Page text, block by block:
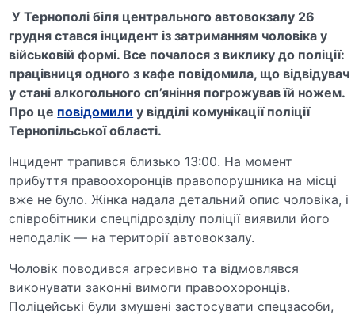
У Тернополі біля центрального автовокзалу 26
грудня стався інцидент із затриманням чоловіка у
військовій формі. Все почалося з виклику до поліції:
працівниця одного з кафе повідомила, що відвідувач
у стані алкогольного сп’яніння погрожував їй ножем.
Про це повідомили у відділі комунікації поліції
Тернопільської області.
Інцидент трапився близько 13:00. На момент
прибуття правоохоронців правопорушника на місці
вже не було. Жінка надала детальний опис чоловіка, і
співробітники спецпідрозділу поліції виявили його
неподалік — на території автовокзалу.
Чоловік поводився агресивно та відмовлявся
виконувати законні вимоги правоохоронців.
Поліцейські були змушені застосувати спецзасоби,